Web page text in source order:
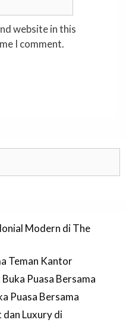
website in this
I comment.
Modern di The
Teman Kantor
Puasa Bersama
Puasa Bersama
Luxury di